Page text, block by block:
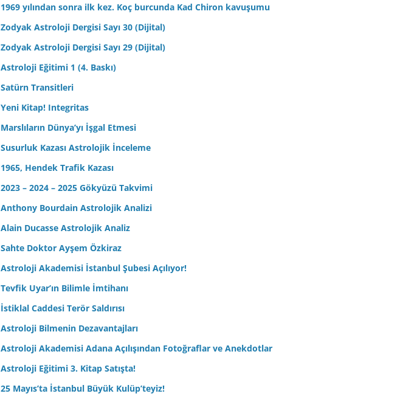
1969 yılından sonra ilk kez. Koç burcunda Kad Chiron kavuşumu
Zodyak Astroloji Dergisi Sayı 30 (Dijital)
Zodyak Astroloji Dergisi Sayı 29 (Dijital)
Astroloji Eğitimi 1 (4. Baskı)
Satürn Transitleri
Yeni Kitap! Integritas
Marslıların Dünya’yı İşgal Etmesi
Susurluk Kazası Astrolojik İnceleme
1965, Hendek Trafik Kazası
2023 – 2024 – 2025 Gökyüzü Takvimi
Anthony Bourdain Astrolojik Analizi
Alain Ducasse Astrolojik Analiz
Sahte Doktor Ayşem Özkiraz
Astroloji Akademisi İstanbul Şubesi Açılıyor!
Tevfik Uyar’ın Bilimle İmtihanı
İstiklal Caddesi Terör Saldırısı
Astroloji Bilmenin Dezavantajları
Astroloji Akademisi Adana Açılışından Fotoğraflar ve Anekdotlar
Astroloji Eğitimi 3. Kitap Satışta!
25 Mayıs’ta İstanbul Büyük Kulüp’teyiz!